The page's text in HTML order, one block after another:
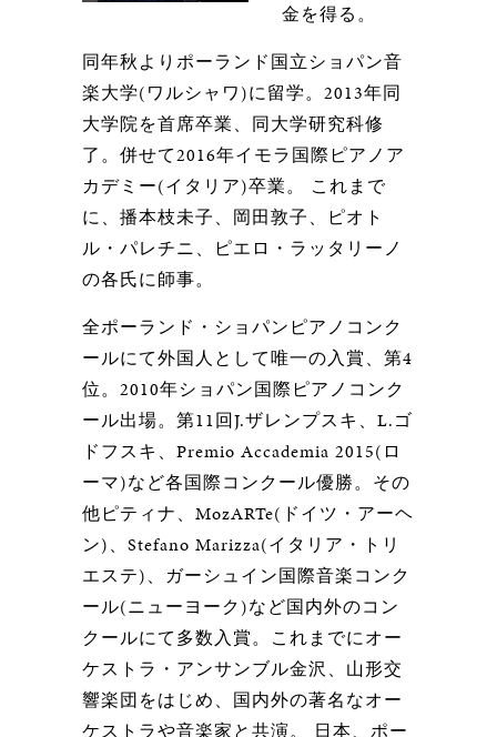
金を得る。
同年秋よりポーランド国立ショパン音
楽大学(ワルシャワ)に留学。2013年同
大学院を首席卒業、同大学研究科修
了。併せて2016年イモラ国際ピアノア
カデミー(イタリア)卒業。 これまで
に、播本枝未子、岡田敦子、ピオト
ル・パレチニ、ピエロ・ラッタリーノ
の各氏に師事。
全ポーランド・ショパンピアノコンク
ールにて外国人として唯一の入賞、第4
位。2010年ショパン国際ピアノコンク
ール出場。第11回J.ザレンプスキ、L.ゴ
ドフスキ、Premio Accademia 2015(ロ
ーマ)など各国際コンクール優勝。その
他ピティナ、MozARTe(ドイツ・アーヘ
ン)、Stefano Marizza(イタリア・トリ
エステ)、ガーシュイン国際音楽コンク
ール(ニューヨーク)など国内外のコン
クールにて多数入賞。これまでにオー
ケストラ・アンサンブル金沢、山形交
響楽団をはじめ、国内外の著名なオー
ケストラや音楽家と共演。 日本、ポー